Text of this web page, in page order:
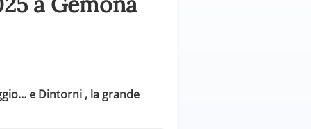
e Dintorni , la grande